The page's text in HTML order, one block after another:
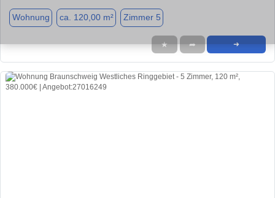
Wohnung ca. 120,00 m² Zimmer 5
★ ➦ ➜